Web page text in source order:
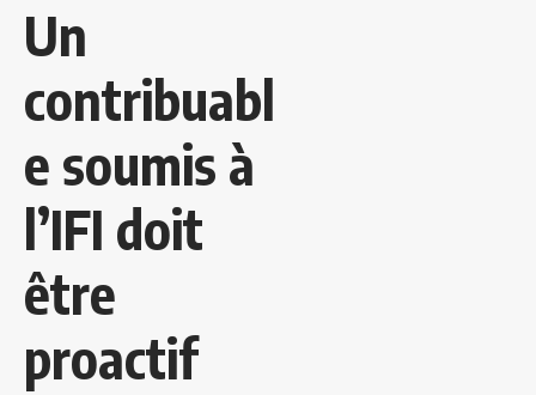
Un
contribuabl
e soumis à
l’IFI doit
être
proactif